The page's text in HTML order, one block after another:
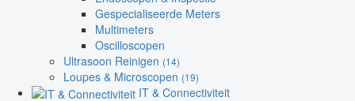
Gespecialiseerde Meters
Multimeters
Oscilloscopen
Ultrasoon Reinigen (14)
Loupes & Microscopen (19)
IT & Connectiviteit